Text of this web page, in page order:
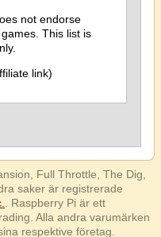
not endorse
This list is
link)
Full Throttle, The Dig,
saker är registrerade
. Raspberry Pi är ett
Alla andra varumärken
respektive företag.